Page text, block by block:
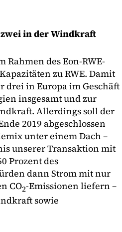
in der Windkraft
des Eon-RWE-
zu RWE. Damit
drei in Europa im Geschäft
insgesamt und zur
Allerdings soll der
2019 abgeschlossen
unter einem Dach –
unserer Transaktion mit
Prozent des
dann Strom mit nur
CO2-Emissionen liefern –
sowie